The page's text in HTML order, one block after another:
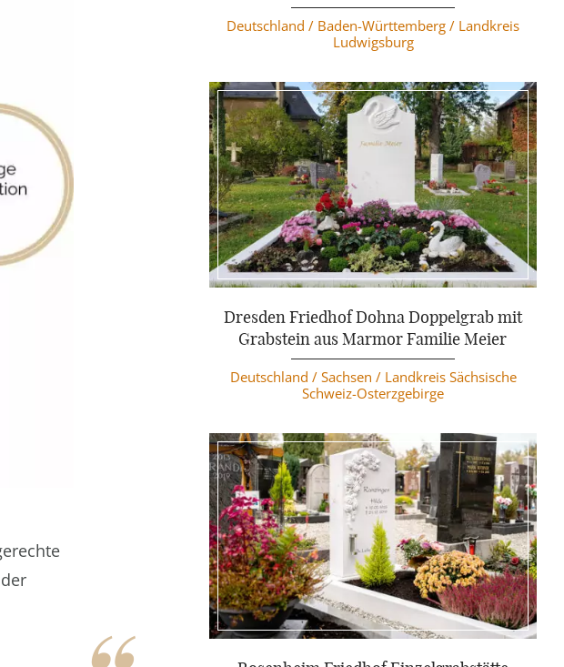
Deutschland / Baden-Württemberg / Landkreis
Ludwigsburg
Weiterlesen
Dresden Friedhof Dohna Doppelgrab mit
Grabstein aus Marmor Familie Meier
Deutschland / Sachsen / Landkreis Sächsische
Schweiz-Osterzgebirge
Weiterlesen